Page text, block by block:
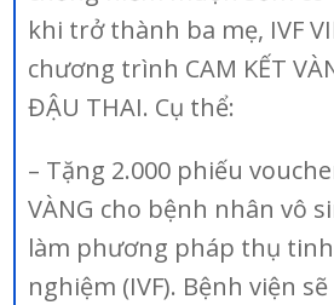
khi trở thành ba mẹ, IVF
chương trình CAM KẾT
ĐẬU THAI. Cụ thể:
– Tặng 2.000 phiếu
VÀNG cho bệnh nhân vô
làm phương pháp thụ
nghiệm (IVF). Bệnh viện